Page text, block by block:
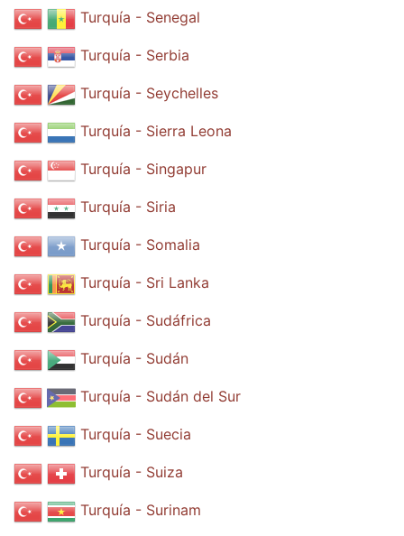
Turquía - Senegal
Turquía - Serbia
Turquía - Seychelles
Turquía - Sierra Leona
Turquía - Singapur
Turquía - Siria
Turquía - Somalia
Turquía - Sri Lanka
Turquía - Sudáfrica
Turquía - Sudán
Turquía - Sudán del Sur
Turquía - Suecia
Turquía - Suiza
Turquía - Surinam